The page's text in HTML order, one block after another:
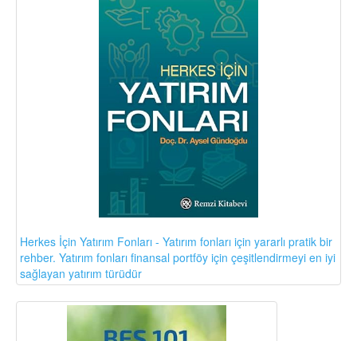
Herkes İçin Yatırım Fonları - Yatırım fonları için yararlı pratik bir
rehber. Yatırım fonları finansal portföy için çeşitlendirmeyi en iyi
sağlayan yatırım türüdür